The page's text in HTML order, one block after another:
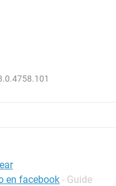
en facebook - Guide